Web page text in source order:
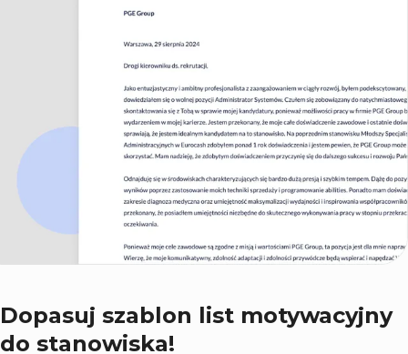
Dopasuj szablon list motywacyjny
do stanowiska!